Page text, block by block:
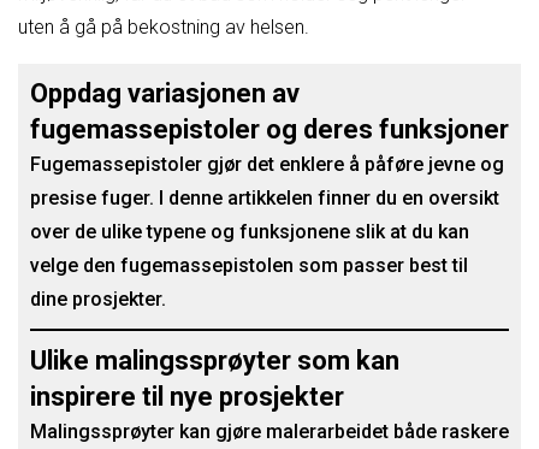
uten å gå på bekostning av helsen.
Oppdag variasjonen av
fugemassepistoler og deres funksjoner
Fugemassepistoler gjør det enklere å påføre jevne og
presise fuger. I denne artikkelen finner du en oversikt
over de ulike typene og funksjonene slik at du kan
velge den fugemassepistolen som passer best til
dine prosjekter.
Ulike malingssprøyter som kan
inspirere til nye prosjekter
Malingssprøyter kan gjøre malerarbeidet både raskere